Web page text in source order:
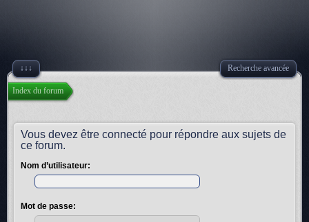
↓↓↓ Recherche avancée
Index du forum
Vous devez être connecté pour répondre aux sujets de
ce forum.
Nom d’utilisateur:
Mot de passe: